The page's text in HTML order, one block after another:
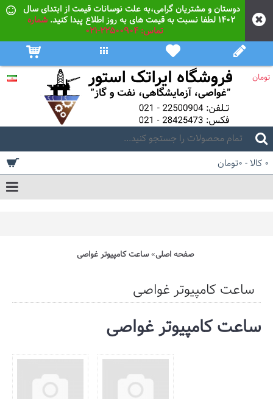
دوستان و مشتریان گرامی،به علت نوسانات قیمت از ابتدای سال
۱۴۰۲ لطفا نسبت به قیمت های به روز اطلاع پیدا کنید. شماره
تماس: 22500904-021
تومان
0 کالا - 0تومان
صفحه اصلی ساعت کامپیوتر غواصی
ساعت کامپیوتر غواصی
ساعت کامپیوتر غواصی